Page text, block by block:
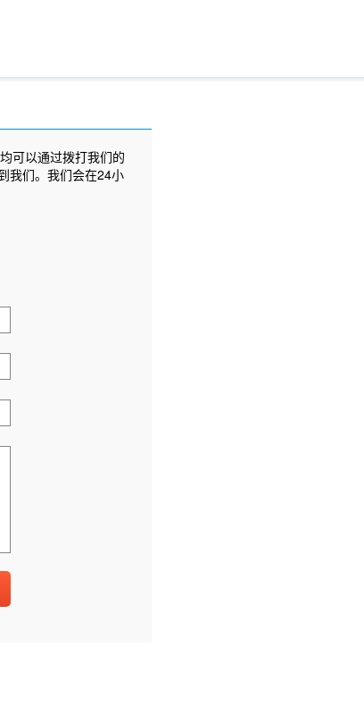
可以通过拨打我们的
我们。我们会在24小